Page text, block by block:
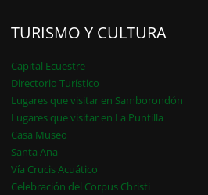
TURISMO Y CULTURA
Capital Ecuestre
Directorio Turístico
Lugares que visitar en Samborondón
Lugares que visitar en La Puntilla
Casa Museo
Santa Ana
Vía Crucis Acuático
Celebración del Corpus Christi